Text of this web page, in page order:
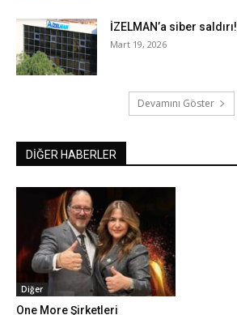
İZELMAN’a siber saldırı!
Mart 19, 2026
Devamını Göster
DİĞER HABERLER
Diğer
One More Şirketleri